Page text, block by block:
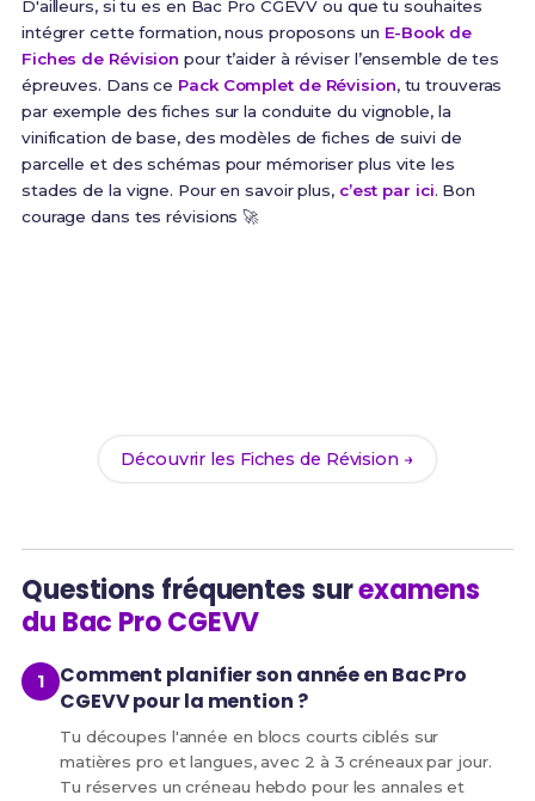
D'ailleurs, si tu es en Bac Pro CGEVV ou que tu souhaites
intégrer cette formation, nous proposons un E-Book de
Fiches de Révision pour t’aider à réviser l’ensemble de tes
épreuves. Dans ce Pack Complet de Révision, tu trouveras
par exemple des fiches sur la conduite du vignoble, la
vinification de base, des modèles de fiches de suivi de
parcelle et des schémas pour mémoriser plus vite les
stades de la vigne. Pour en savoir plus, c’est par ici. Bon
courage dans tes révisions 🚀
Découvrir les Fiches de Révision →
Questions fréquentes surexamens
du Bac Pro CGEVV
Comment planifier son année en Bac Pro
CGEVV pour la mention ?
Tu découpes l'année en blocs courts ciblés sur
matières pro et langues, avec 2 à 3 créneaux par jour.
Tu réserves un créneau hebdo pour les annales et